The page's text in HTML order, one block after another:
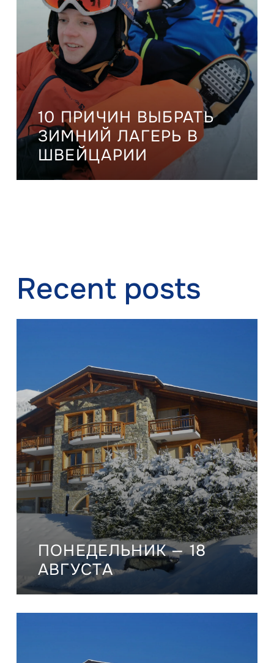
10 ПРИЧИН ВЫБРАТЬ
ЗИМНИЙ ЛАГЕРЬ В
ШВЕЙЦАРИИ
Recent posts
ПОНЕДЕЛЬНИК — 18
АВГУСТА